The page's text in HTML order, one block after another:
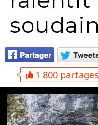
1 800 partages